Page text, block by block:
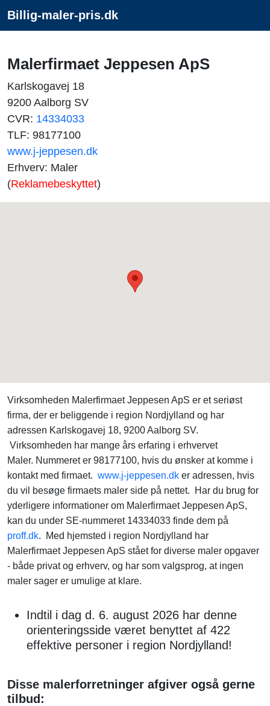
Billig-maler-pris.dk
Malerfirmaet Jeppesen ApS
Karlskogavej 18
9200 Aalborg SV
CVR: 14334033
TLF: 98177100
www.j-jeppesen.dk
Erhverv: Maler
(Reklamebeskyttet)
Virksomheden Malerfirmaet Jeppesen ApS er et seriøst
firma, der er beliggende i region Nordjylland og har
adressen Karlskogavej 18, 9200 Aalborg SV.
Virksomheden har mange års erfaring i erhvervet
Maler. Nummeret er 98177100, hvis du ønsker at komme i
kontakt med firmaet. www.j-jeppesen.dk er adressen, hvis
du vil besøge firmaets maler side på nettet. Har du brug for
yderligere informationer om Malerfirmaet Jeppesen ApS,
kan du under SE-nummeret 14334033 finde dem på
proff.dk. Med hjemsted i region Nordjylland har
Malerfirmaet Jeppesen ApS stået for diverse maler opgaver
- både privat og erhverv, og har som valgsprog, at ingen
maler sager er umulige at klare.
Indtil i dag d. 6. august 2026 har denne
orienteringsside været benyttet af 422
effektive personer i region Nordjylland!
Disse malerforretninger afgiver også gerne
tilbud: